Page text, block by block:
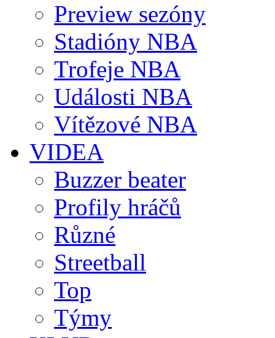
Preview sezóny
Stadióny NBA
Trofeje NBA
Události NBA
Vítězové NBA
VIDEA
Buzzer beater
Profily hráčů
Různé
Streetball
Top
Týmy